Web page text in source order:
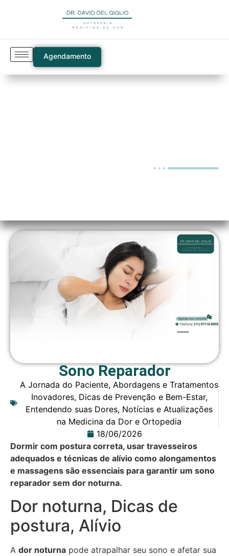
Agendamento
Sono Reparador
A Jornada do Paciente, Abordagens e Tratamentos
Inovadores, Dicas de Prevenção e Bem-Estar,
Entendendo suas Dores, Notícias e Atualizações
na Medicina da Dor e Ortopedia
18/06/2026
Dormir com postura correta, usar travesseiros
adequados e técnicas de alívio como alongamentos
e massagens são essenciais para garantir um sono
reparador sem dor noturna.
Dor noturna, Dicas de
postura, Alívio
A dor noturna pode atrapalhar seu sono e afetar sua